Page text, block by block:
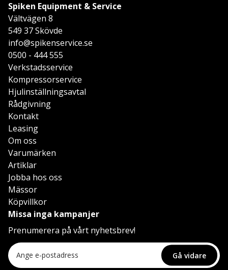
Spiken Equipment & Service
Vältvägen 8
549 37 Skövde
info@spikenservice.se
0500 - 444 555
Verkstadsservice
Kompressorservice
Hjulinställningsavtal
Rådgivning
Kontakt
Leasing
Om oss
Varumärken
Artiklar
Jobba hos oss
Mässor
Köpvillkor
Missa inga kampanjer
Prenumerera på vårt nyhetsbrev!
Gå vidare